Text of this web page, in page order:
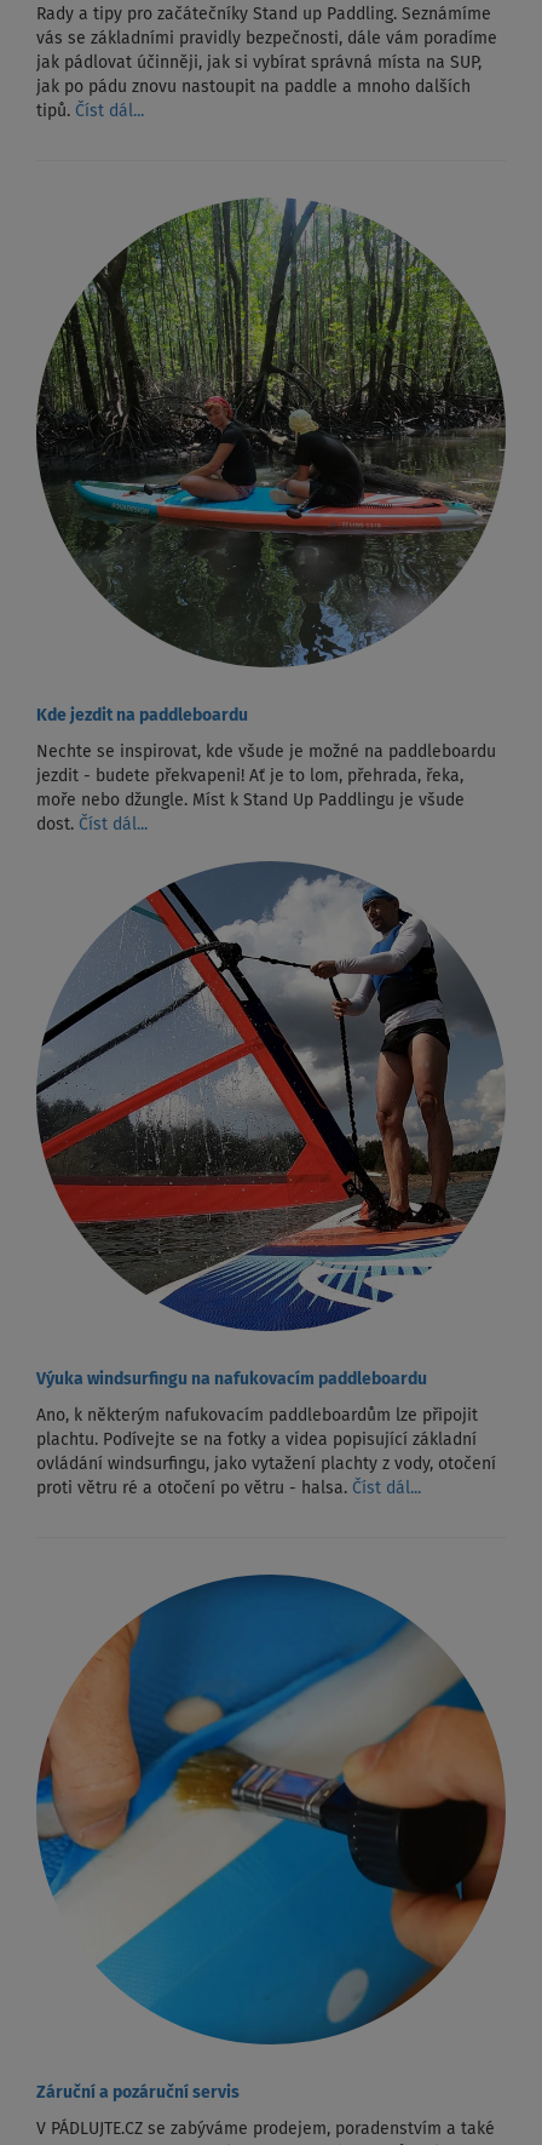
Rady a tipy pro začátečníky Stand up Paddling. Seznámíme
vás se základními pravidly bezpečnosti, dále vám poradíme
jak pádlovat účinněji, jak si vybírat správná místa na SUP,
jak po pádu znovu nastoupit na paddle a mnoho dalších
tipů. Číst dál...
Kde jezdit na paddleboardu
Nechte se inspirovat, kde všude je možné na paddleboardu
jezdit - budete překvapeni! Ať je to lom, přehrada, řeka,
moře nebo džungle. Míst k Stand Up Paddlingu je všude
dost. Číst dál...
Výuka windsurfingu na nafukovacím paddleboardu
Ano, k některým nafukovacím paddleboardům lze připojit
plachtu. Podívejte se na fotky a videa popisující základní
ovládání windsurfingu, jako vytažení plachty z vody, otočení
proti větru ré a otočení po větru - halsa. Číst dál...
Záruční a pozáruční servis
V PÁDLUJTE.CZ se zabýváme prodejem, poradenstvím a také